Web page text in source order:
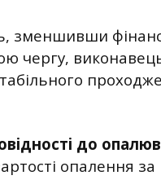
зменшивши
чергу,
до
опалення за